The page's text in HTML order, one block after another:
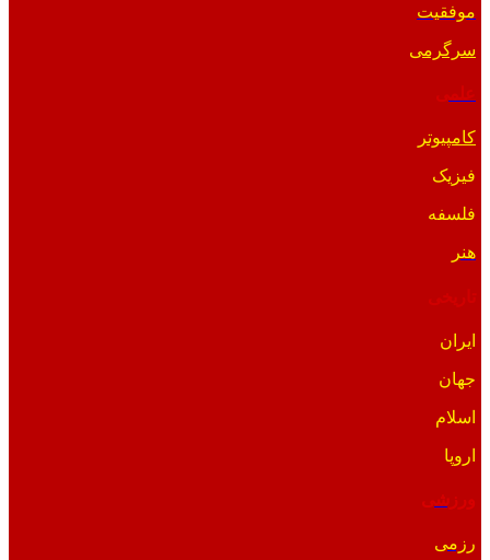
موفقیت
سرگرمی
کامپیوتر
فیزیک
فلسفه
هنر
ایران
جهان
اسلام
اروپا
ورزشی
رزمی